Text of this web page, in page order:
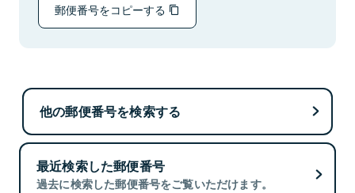
郵便番号をコピーする
他の郵便番号を検索する
最近検索した郵便番号
過去に検索した郵便番号をご覧いただけます。